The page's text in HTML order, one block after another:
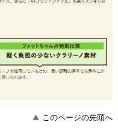
このページの先頭へ